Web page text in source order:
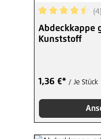
(4)
Abdeckkappe
Kunststoff
1,36 €* / Je Stück